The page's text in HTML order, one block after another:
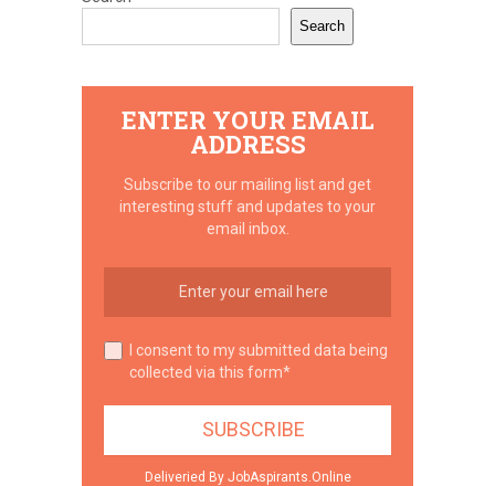
Search
ENTER YOUR EMAIL
ADDRESS
Subscribe to our mailing list and get
interesting stuff and updates to your
email inbox.
I consent to my submitted data being
collected via this form*
Deliveried By JobAspirants.Online